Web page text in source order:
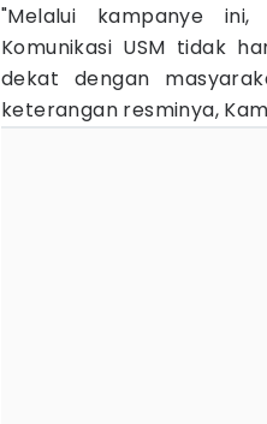
"Melalui kampanye
Komunikasi USM tidak
dekat dengan
keterangan resminya,